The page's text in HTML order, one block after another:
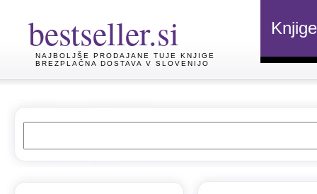
bestseller.si
NAJBOLJŠE PRODAJANE TUJE KNJIGE
BREZPLAČNA DOSTAVA V SLOVENIJO
Knjige